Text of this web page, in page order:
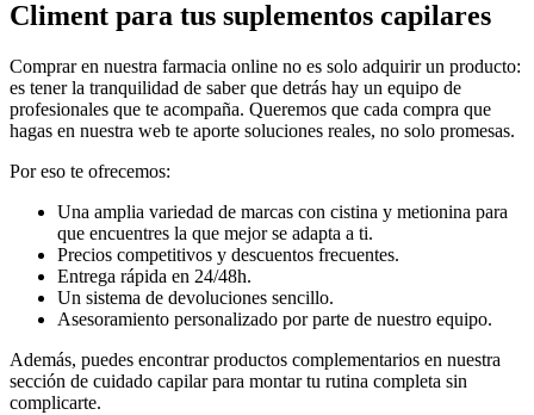
Climent para tus suplementos capilares
Comprar en nuestra farmacia online no es solo adquirir un producto:
es tener la tranquilidad de saber que detrás hay un equipo de
profesionales que te acompaña. Queremos que cada compra que
hagas en nuestra web te aporte soluciones reales, no solo promesas.
Por eso te ofrecemos:
Una amplia variedad de marcas con cistina y metionina para
que encuentres la que mejor se adapta a ti.
Precios competitivos y descuentos frecuentes.
Entrega rápida en 24/48h.
Un sistema de devoluciones sencillo.
Asesoramiento personalizado por parte de nuestro equipo.
Además, puedes encontrar productos complementarios en nuestra
sección de cuidado capilar para montar tu rutina completa sin
complicarte.